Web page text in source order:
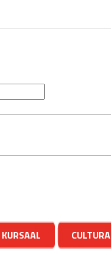
KURSAAL CULTURA